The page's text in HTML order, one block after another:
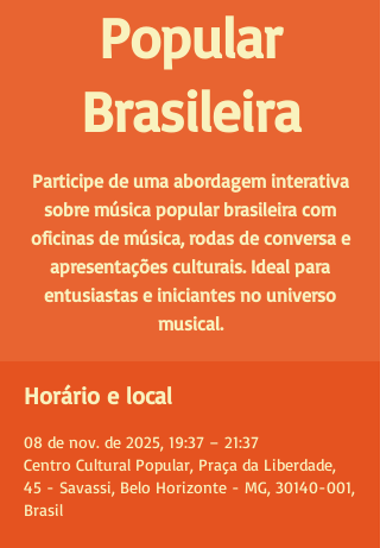
Popular
Brasileira
Participe de uma abordagem interativa
sobre música popular brasileira com
oficinas de música, rodas de conversa e
apresentações culturais. Ideal para
entusiastas e iniciantes no universo
musical.
Horário e local
08 de nov. de 2025, 19:37 – 21:37
Centro Cultural Popular, Praça da Liberdade,
45 - Savassi, Belo Horizonte - MG, 30140-001,
Brasil